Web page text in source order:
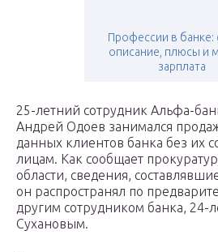
Профессии в банке:
описание, плюсы и
зарплата
25-летний сотрудник Альфа-
Андрей Одоев занимался
данных клиентов банка без их
лицам. Как сообщает
области, сведения,
он распространял по
другим сотрудником банка, 24-
Сухановым.